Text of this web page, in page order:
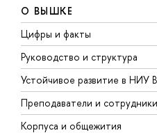
О ВЫШКЕ
Цифры и факты
Руководство и структура
Устойчивое развитие в НИУ
Преподаватели и сотрудники
Корпуса и общежития